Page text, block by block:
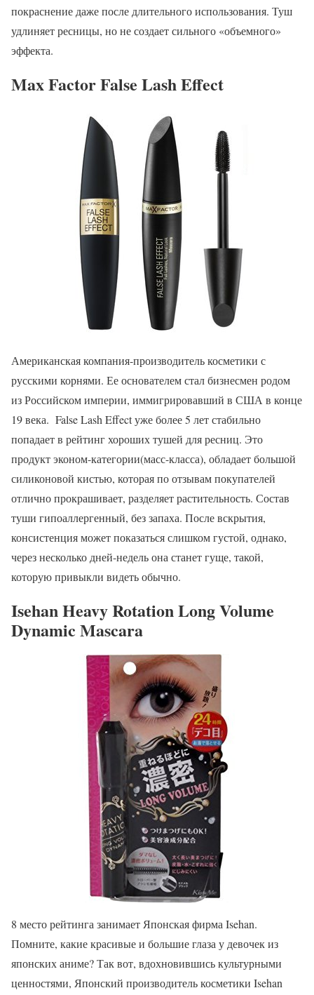
покраснение даже после длительного использования. Туш
удлиняет ресницы, но не создает сильного «объемного»
эффекта.
Max Factor False Lash Effect
Американская компания-производитель косметики с
русскими корнями. Ее основателем стал бизнесмен родом
из Российском империи, иммигрировавший в США в конце
19 века. False Lash Effect уже более 5 лет стабильно
попадает в рейтинг хороших тушей для ресниц. Это
продукт эконом-категории(масс-класса), обладает большой
силиконовой кистью, которая по отзывам покупателей
отлично прокрашивает, разделяет растительность. Состав
туши гипоаллергенный, без запаха. После вскрытия,
консистенция может показаться слишком густой, однако,
через несколько дней-недель она станет гуще, такой,
которую привыкли видеть обычно.
Isehan Heavy Rotation Long Volume
Dynamic Mascara
8 место рейтинга занимает Японская фирма Isehan.
Помните, какие красивые и большие глаза у девочек из
японских аниме? Так вот, вдохновившись культурными
ценностями, Японский производитель косметики Isehan